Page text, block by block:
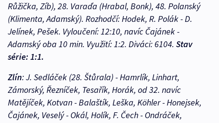
Růžička, Zíb), 28. Varaďa (Hrabal, Bonk), 48. Polanský
(Klimenta, Adamský). Rozhodčí: Hodek, R. Polák - D.
Jelínek, Pešek. Vyloučení: 12:10, navíc Čajánek -
Adamský oba 10 min. Využití: 1:2. Diváci: 6104. Stav
série: 1:1.
Zlín: J. Sedláček (28. Štůrala) - Hamrlík, Linhart,
Zámorský, Řezníček, Tesařík, Horák, od 32. navíc
Matějíček, Kotvan - Balaštík, Leška, Köhler - Honejsek,
Čajánek, Veselý - Okál, Holík, F. Čech - Ondráček,